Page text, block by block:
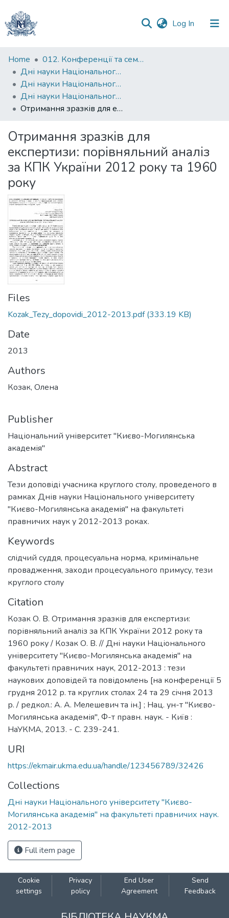
Log In (current)
Communities
&
Collections
All of DSpace
Statistics
Home
012. Конференції та семінари НаУКМА
Дні науки Національного університету "Києво-Могилянська академія"
Дні науки Національного університету "Києво-Могилянська академія" на факультеті правничих наук
Дні науки Національного університету "Києво-Могилянська академія" на факультеті правничих наук. 2012-2013
Отримання зразків для експертизи: порівняльний аналіз за КПК України 2012 року та 1960 року
Отримання зразків для
експертизи: порівняльний аналіз
за КПК України 2012 року та 1960
року
Files
Kozak_Tezy_dopovidi_2012-2013.pdf(333.19 KB)
Date
2013
Authors
Козак, Олена
Publisher
Національний університет "Києво-Могилянська
академія"
Abstract
Тези доповіді учасника круглого столу, проведеного в
рамках Днів науки Національного університету
"Києво-Могилянська академія" на факультеті
правничих наук у 2012-2013 роках.
Keywords
слідчий суддя, процесуальна норма, кримінальне
провадження, заходи процесуального примусу, тези
круглого столу
Citation
Козак О. В. Отримання зразків для експертизи:
порівняльний аналіз за КПК України 2012 року та
1960 року / Козак О. В. // Дні науки Національного
університету "Києво-Могилянська академія" на
факультеті правничих наук, 2012-2013 : тези
наукових доповідей та повідомлень [на конференції 5
грудня 2012 р. та круглих столах 24 та 29 січня 2013
р. / редкол.: А. А. Мелешевич та ін.] ; Нац. ун-т "Києво-
Могилянська академія", Ф-т правн. наук. - Київ :
НаУКМА, 2013. - С. 239-241.
URI
https://ekmair.ukma.edu.ua/handle/123456789/32426
Collections
Дні науки Національного університету "Києво-
Могилянська академія" на факультеті правничих наук.
2012-2013
Full item page
Cookie
settings
Privacy
policy
End User
Agreement
Send
Feedback